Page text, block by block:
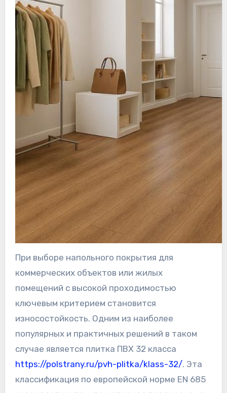
При выборе напольного покрытия для
коммерческих объектов или жилых
помещений с высокой проходимостью
ключевым критерием становится
износостойкость. Одним из наиболее
популярных и практичных решений в таком
случае является плитка ПВХ 32 класса
https://polstrany.ru/pvh-plitka/klass-32/. Эта
классификация по европейской норме EN 685